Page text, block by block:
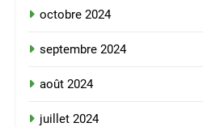
octobre 2024
septembre 2024
août 2024
juillet 2024